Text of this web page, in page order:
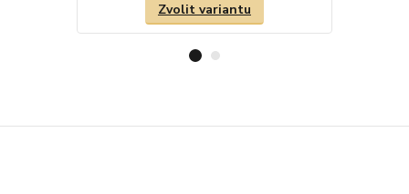
Zvolit variantu